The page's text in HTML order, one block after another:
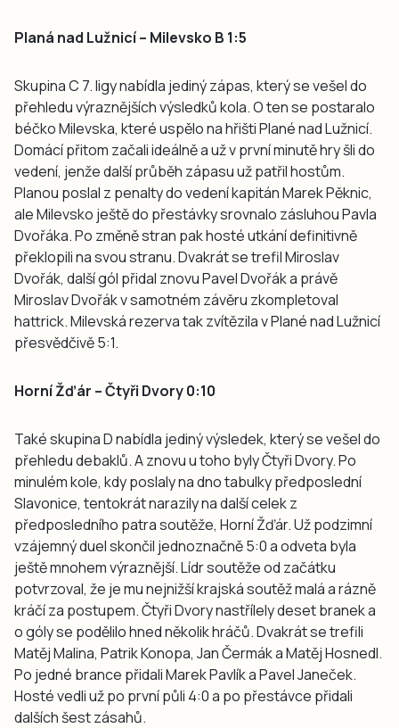
Planá nad Lužnicí – Milevsko B 1:5
Skupina C 7. ligy nabídla jediný zápas, který se vešel do
přehledu výraznějších výsledků kola. O ten se postaralo
béčko Milevska, které uspělo na hřišti Plané nad Lužnicí.
Domácí přitom začali ideálně a už v první minutě hry šli do
vedení, jenže další průběh zápasu už patřil hostům.
Planou poslal z penalty do vedení kapitán Marek Pěknic,
ale Milevsko ještě do přestávky srovnalo zásluhou Pavla
Dvořáka. Po změně stran pak hosté utkání definitivně
překlopili na svou stranu. Dvakrát se trefil Miroslav
Dvořák, další gól přidal znovu Pavel Dvořák a právě
Miroslav Dvořák v samotném závěru zkompletoval
hattrick. Milevská rezerva tak zvítězila v Plané nad Lužnicí
přesvědčivě 5:1.
Horní Žďár – Čtyři Dvory 0:10
Také skupina D nabídla jediný výsledek, který se vešel do
přehledu debaklů. A znovu u toho byly Čtyři Dvory. Po
minulém kole, kdy poslaly na dno tabulky předposlední
Slavonice, tentokrát narazily na další celek z
předposledního patra soutěže, Horní Žďár. Už podzimní
vzájemný duel skončil jednoznačně 5:0 a odveta byla
ještě mnohem výraznější. Lídr soutěže od začátku
potvrzoval, že je mu nejnižší krajská soutěž malá a rázně
kráčí za postupem. Čtyři Dvory nastřílely deset branek a
o góly se podělilo hned několik hráčů. Dvakrát se trefili
Matěj Malina, Patrik Konopa, Jan Čermák a Matěj Hosnedl.
Po jedné brance přidali Marek Pavlík a Pavel Janeček.
Hosté vedli už po první půli 4:0 a po přestávce přidali
dalších šest zásahů.